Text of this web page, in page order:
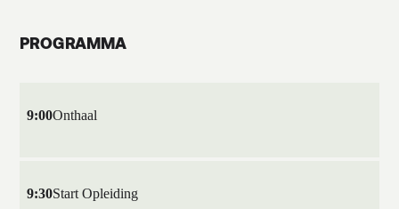
PROGRAMMA
9:00Onthaal
9:30Start Opleiding